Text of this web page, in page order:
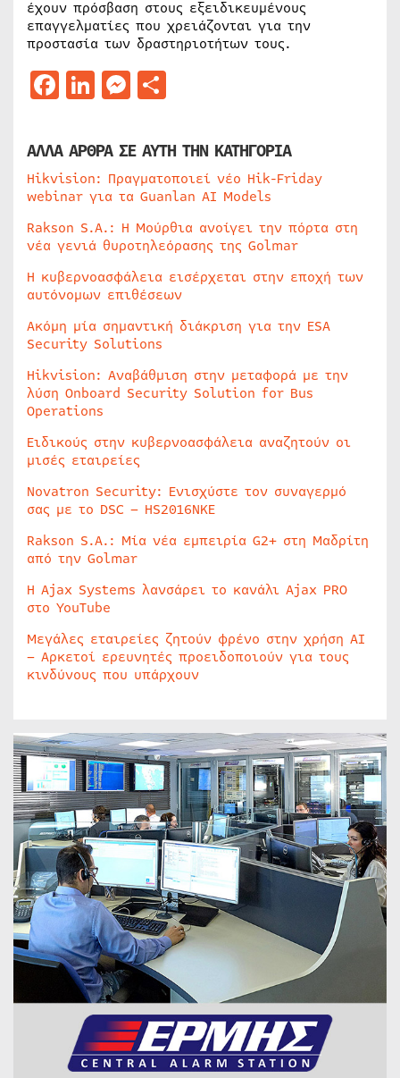
έχουν πρόσβαση στους εξειδικευμένους
επαγγελματίες που χρειάζονται για την
προστασία των δραστηριοτήτων τους.
Facebook
LinkedIn
Messenger
ΑΛΛΑ ΑΡΘΡΑ ΣΕ ΑΥΤΗ ΤΗΝ ΚΑΤΗΓΟΡΙΑ
Hikvision: Πραγματοποιεί νέο Hik-Friday
webinar για τα Guanlan AI Models
Rakson S.A.: Η Μούρθια ανοίγει την πόρτα στη
νέα γενιά θυροτηλεόρασης της Golmar
Η κυβερνοασφάλεια εισέρχεται στην εποχή των
αυτόνομων επιθέσεων
Ακόμη μία σημαντική διάκριση για την ESA
Security Solutions
Hikvision: Αναβάθμιση στην μεταφορά με την
λύση Onboard Security Solution for Bus
Operations
Ειδικούς στην κυβερνοασφάλεια αναζητούν οι
μισές εταιρείες
Novatron Security: Ενισχύστε τον συναγερμό
σας με το DSC – HS2016NKE
Rakson S.A.: Μία νέα εμπειρία G2+ στη Μαδρίτη
από την Golmar
Η Ajax Systems λανσάρει το κανάλι Ajax PRO
στο YouTube
Μεγάλες εταιρείες ζητούν φρένο στην χρήση AI
– Αρκετοί ερευνητές προειδοποιούν για τους
κινδύνους που υπάρχουν